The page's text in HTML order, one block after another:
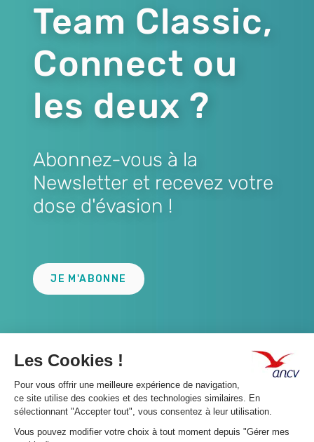
Team Classic,
Connect ou
les deux ?
Abonnez-vous à la
Newsletter et recevez votre
dose d'évasion !
JE M'ABONNE